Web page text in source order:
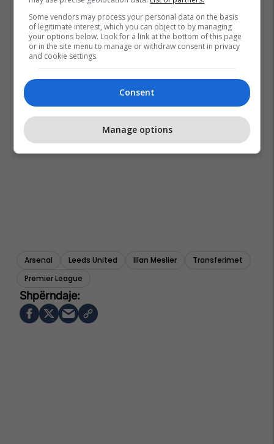
Arsenal Leeds United Illan Meslier
Transferimet
Premier League
Some vendors may process your personal data on the basis
of legitimate interest, which you can object to by managing
your options below. Look for a link at the bottom of this page
or in the site menu to manage or withdraw consent in privacy
and cookie settings.
Consent
Manage options